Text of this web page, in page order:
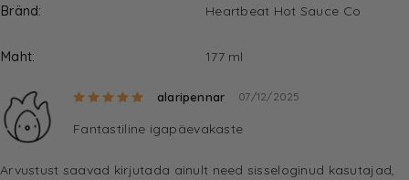
Bränd
Heartbeat Hot Sauce Co
Maht 177 ml
Hinnanguga5 / 5
alaripennar 07/12/2025
Fantastiline igapäevakaste
Arvustust saavad kirjutada ainult need sisseloginud kasutajad,